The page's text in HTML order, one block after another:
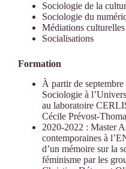
Sociologie de la
Sociologie du
Médiations culturelles
Socialisations
Formation
À partir de
Sociologie à
au laboratoire
Cécile Prévost-
2020-2022 : Master
contemporaines à
d’un mémoire sur la
féminisme par les